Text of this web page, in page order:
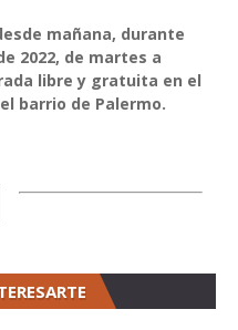
mañana, durante
2022, de martes a
libre y gratuita en el
barrio de Palermo.